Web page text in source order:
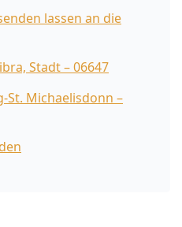
lassen an die
Stadt – 06647
St. Michaelisdonn –